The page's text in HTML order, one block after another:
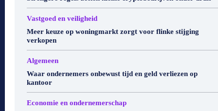
Vastgoed en veiligheid
Meer keuze op woningmarkt zorgt voor flinke stijging
verkopen
Algemeen
Waar ondernemers onbewust tijd en geld verliezen op
kantoor
Economie en ondernemerschap